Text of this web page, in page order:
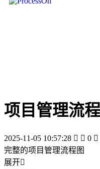
项目管理流程
2025-11-05 10:57:28   0 
完整的项目管理流程图
展开